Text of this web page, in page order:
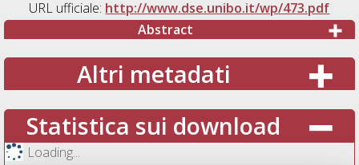
URL ufficiale: http://www.dse.unibo.it/wp/473.pdf
Abstract
Altri metadati
Statistica sui download
Loading...